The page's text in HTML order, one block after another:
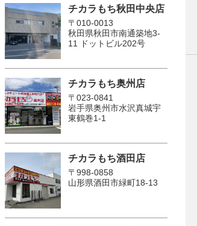
チカラもち秋田中央店
〒010-0013
秋田県秋田市南通築地3-
11 ドットビル202号
チカラもち奥州店
〒023-0841
岩手県奥州市水沢真城宇
東鶴巻1‐1
チカラもち酒田店
〒998-0858
山形県酒田市緑町18-13